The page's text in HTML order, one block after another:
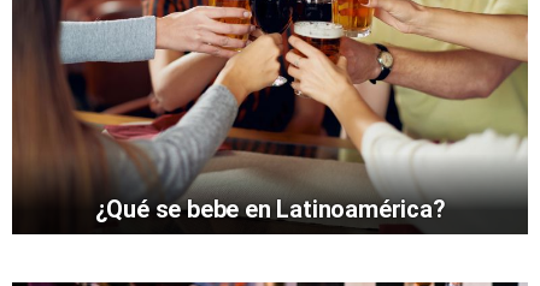
¿Qué se bebe en Latinoamérica?